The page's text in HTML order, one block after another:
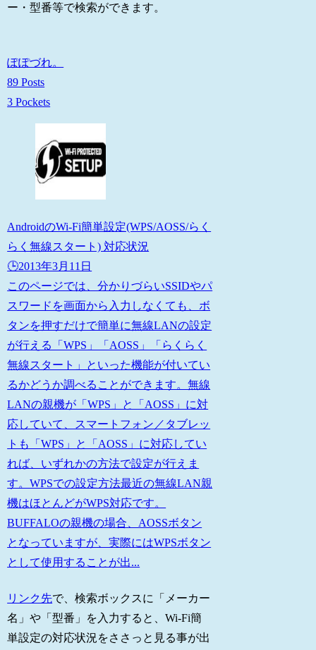
ー・型番等で検索ができます。
ぽぽづれ。
89 Posts
3 Pockets
AndroidのWi-Fi簡単設定(WPS/AOSS/らく
らく無線スタート) 対応状況
🕒️2013年3月11日
このページでは、分かりづらいSSIDやパ
スワードを画面から入力しなくても、ボ
タンを押すだけで簡単に無線LANの設定
が行える「WPS」「AOSS」「らくらく
無線スタート」といった機能が付いてい
るかどうか調べることができます。無線
LANの親機が「WPS」と「AOSS」に対
応していて、スマートフォン／タブレッ
トも「WPS」と「AOSS」に対応してい
れば、いずれかの方法で設定が行えま
す。WPSでの設定方法最近の無線LAN親
機はほとんどがWPS対応です。
BUFFALOの親機の場合、AOSSボタン
となっていますが、実際にはWPSボタン
として使用することが出...
リンク先で、検索ボックスに「メーカー
名」や「型番」を入力すると、Wi-Fi簡
単設定の対応状況をささっと見る事が出